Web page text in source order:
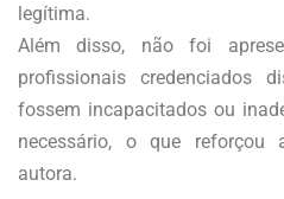
legítima.
Além disso, não foi
profissionais credenciados
fossem incapacitados ou
necessário, o que reforçou
autora.